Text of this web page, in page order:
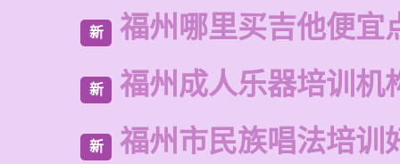
新 福州哪里买吉他便宜
新 福州成人乐器培训机
新 福州市民族唱法培训